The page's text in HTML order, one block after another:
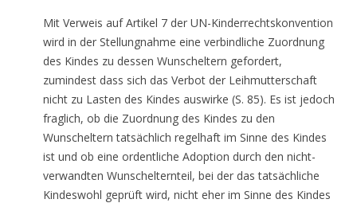
Mit Verweis auf Artikel 7 der UN-Kinderrechtskonvention
wird in der Stellungnahme eine verbindliche Zuordnung
des Kindes zu dessen Wunscheltern gefordert,
zumindest dass sich das Verbot der Leihmutterschaft
nicht zu Lasten des Kindes auswirke (S. 85). Es ist jedoch
fraglich, ob die Zuordnung des Kindes zu den
Wunscheltern tatsächlich regelhaft im Sinne des Kindes
ist und ob eine ordentliche Adoption durch den nicht-
verwandten Wunschelternteil, bei der das tatsächliche
Kindeswohl geprüft wird, nicht eher im Sinne des Kindes